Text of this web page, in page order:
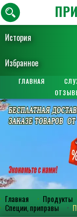
История
Избранное
ГЛАВНАЯ
Главная Продукты
Специи, приправы